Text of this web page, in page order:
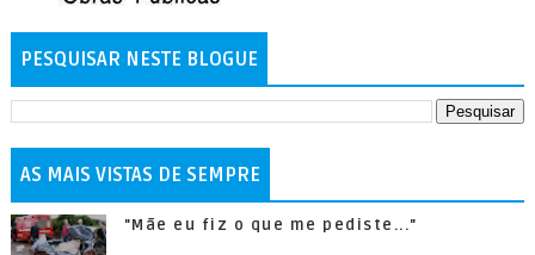
PESQUISAR NESTE BLOGUE
AS MAIS VISTAS DE SEMPRE
"Mãe eu fiz o que me pediste..."